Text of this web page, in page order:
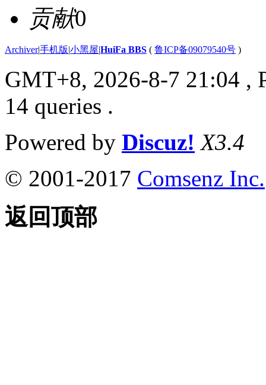
贡献0
Archiver|手机版|小黑屋|HuiFa BBS ( 鲁ICP备09079540号 )
GMT+8, 2026-8-7 21:04 ,
14 queries .
Powered by Discuz! X3.4
© 2001-2017 Comsenz Inc.
返回顶部